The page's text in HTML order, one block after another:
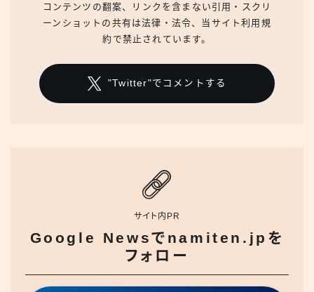
コンテンツの翻案、リンクを含まない引用・スクリ
ーンショットの共有は法律・法令、当サイト利用規
約で禁止されています。
"Twitter"でコメントする
サイト内PR
Google Newsでnamiten.jpを
フォロー